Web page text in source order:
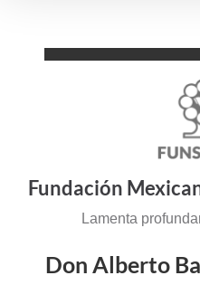
Fundación
Lamenta
Don Alberto